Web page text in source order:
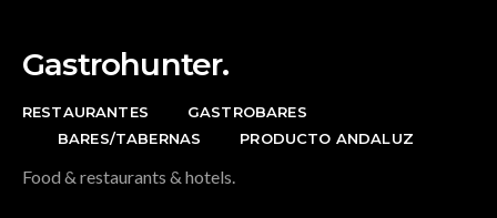
Gastrohunter.
RESTAURANTES
GASTROBARES
BARES/TABERNAS
PRODUCTO ANDALUZ
Food & restaurants & hotels.